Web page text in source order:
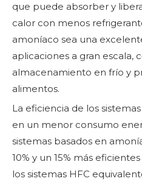
que puede absorber y
calor con menos
amoníaco sea una
aplicaciones a gran escala,
almacenamiento en frío y
alimentos.
La eficiencia de los
en un menor consumo
sistemas basados ​​en
10% y un 15% más
los sistemas HFC